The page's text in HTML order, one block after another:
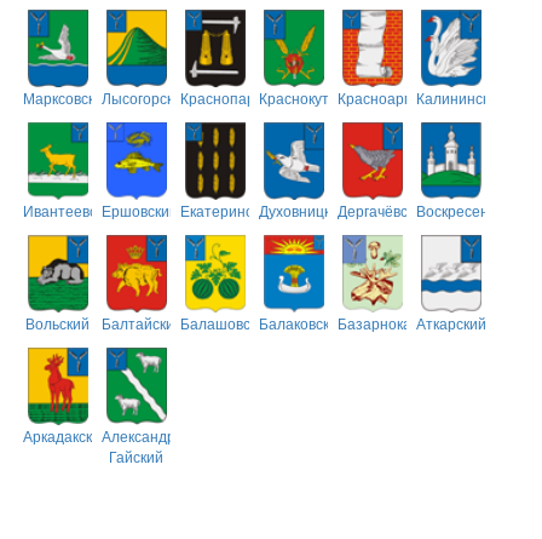
МарксовскийЛысогорскийКраснопартизанский
КраснокутскийКрасноармейский
Калининский
ИвантеевскийЕршовский ЕкатериновскийДуховницкийДергачёвскийВоскресенский
Вольский БалтайскийБалашовскийБалаковскийБазарнокарабулакский
Аткарский
АркадакскийАлександрово-
Гайский